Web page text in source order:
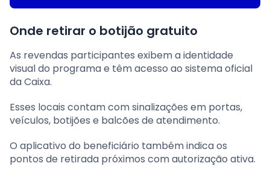
Onde retirar o botijão gratuito
As revendas participantes exibem a identidade
visual do programa e têm acesso ao sistema oficial
da Caixa.
Esses locais contam com sinalizações em portas,
veículos, botijões e balcões de atendimento.
O aplicativo do beneficiário também indica os
pontos de retirada próximos com autorização ativa.